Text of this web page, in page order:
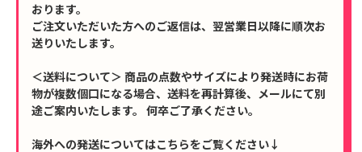
おります。
ご注文いただいた方へのご返信は、翌営業日以降に順次お
送りいたします。
＜送料について＞ 商品の点数やサイズにより発送時にお荷
物が複数個口になる場合、送料を再計算後、メールにて別
途ご案内いたします。 何卒ご了承ください。
海外への発送についてはこちらをご覧ください↓